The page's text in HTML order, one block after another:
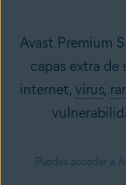
Avast Premium
capas extra de
internet, virus,
Puedes acceder a